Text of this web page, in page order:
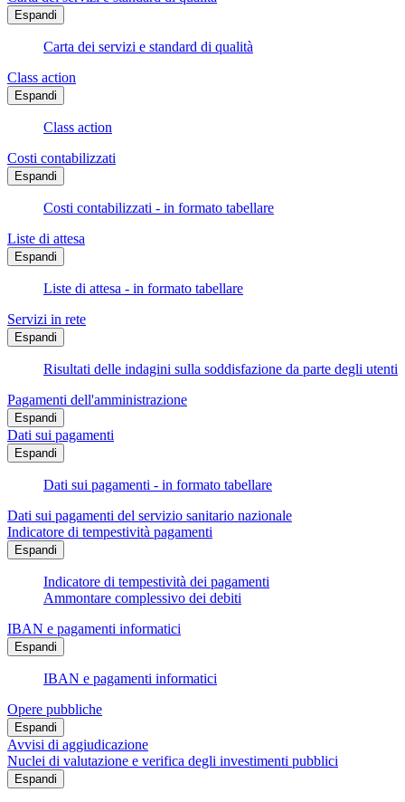
Espandi
Carta dei servizi e standard di qualità
Class action
Espandi
Class action
Costi contabilizzati
Espandi
Costi contabilizzati - in formato tabellare
Liste di attesa
Espandi
Liste di attesa - in formato tabellare
Servizi in rete
Espandi
Risultati delle indagini sulla soddisfazione da parte degli utenti
Pagamenti dell'amministrazione
Espandi
Dati sui pagamenti
Espandi
Dati sui pagamenti - in formato tabellare
Dati sui pagamenti del servizio sanitario nazionale
Indicatore di tempestività pagamenti
Espandi
Indicatore di tempestività dei pagamenti
Ammontare complessivo dei debiti
IBAN e pagamenti informatici
Espandi
IBAN e pagamenti informatici
Opere pubbliche
Espandi
Avvisi di aggiudicazione
Nuclei di valutazione e verifica degli investimenti pubblici
Espandi